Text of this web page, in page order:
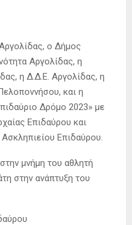
ο Δήμος
Αργολίδας, η
η Δ.Δ.Ε. Αργολίδας, η
και η
Δρόμο 2023» με
Επιδαύρου και
Επιδαύρου.
μνήμη του αθλητή
στην ανάπτυξη του